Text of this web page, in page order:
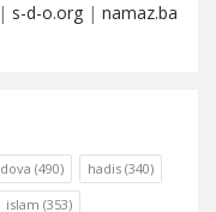
| s-d-o.org | namaz.ba
dova (490) hadis (340)
islam (353)